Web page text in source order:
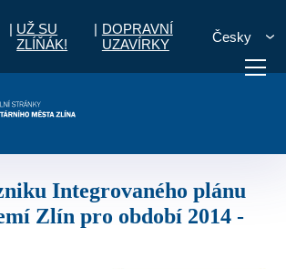
| UŽ SU
ZLÍŇÁK!
| DOPRAVNÍ
UZAVÍRKY
Česky
Diskuzní
Zlín pro období 2014 -